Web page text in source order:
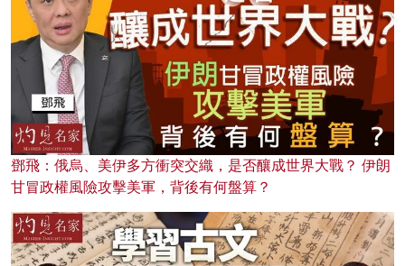
鄧飛：俄烏、美伊多方衝突交織，是否釀成世界大戰？ 伊朗
甘冒政權風險攻擊美軍，背後有何盤算？